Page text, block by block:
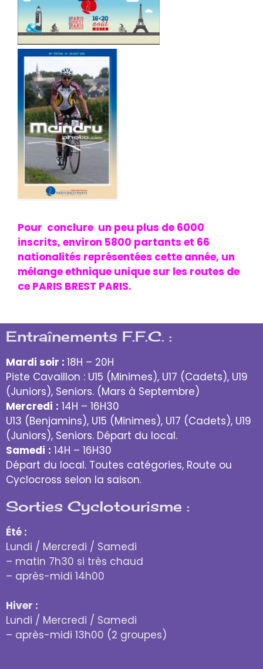
Pour conclure un peu plus de 6000
inscrits, environ 5800 partants et 66
nationalités représentées cette année, un
mélange ethnique unique sur les routes de
ce PARIS BREST PARIS.
Entraînements F.F.C. :
Mardi soir : 18H – 20H
Piste Cavaillon : U15 (Minimes), U17 (Cadets), U19
(Juniors), Seniors. (Mars à Septembre)
Mercredi : 14H – 16H30
U13 (Benjamins), U15 (Minimes), U17 (Cadets), U19
(Juniors), Seniors. Départ du local.
Samedi : 14H – 16H30
Départ du local. Toutes catégories, Route ou
Cyclocross selon la saison.
Sorties Cyclotourisme :
Été :
Lundi / Mercredi / Samedi
– matin 7h30 si très chaud
– après-midi 14h00
Hiver :
Lundi / Mercredi / Samedi
– après-midi 13h00 (2 groupes)